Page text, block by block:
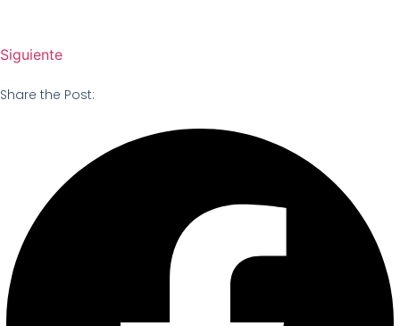
Siguiente
Share the Post: